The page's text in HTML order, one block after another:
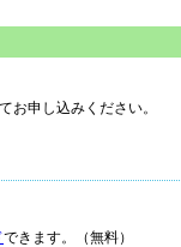
お申し込みください。
できます。（無料）